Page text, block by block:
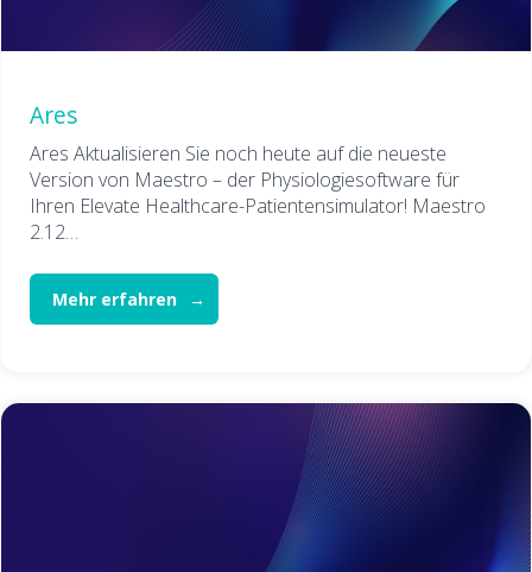
Ares
Ares Aktualisieren Sie noch heute auf die neueste
Version von Maestro – der Physiologiesoftware für
Ihren Elevate Healthcare-Patientensimulator! Maestro
2.12…
Mehr erfahren